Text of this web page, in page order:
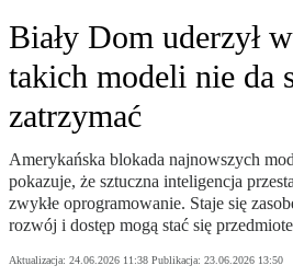
Biały Dom uderzył
takich modeli nie da
zatrzymać
Amerykańska blokada najnowszych
pokazuje, że sztuczna inteligencja
zwykłe oprogramowanie. Staje się
rozwój i dostęp mogą stać się
Aktualizacja: 24.06.2026 11:38 Publikacja: 23.06.2026 13:50